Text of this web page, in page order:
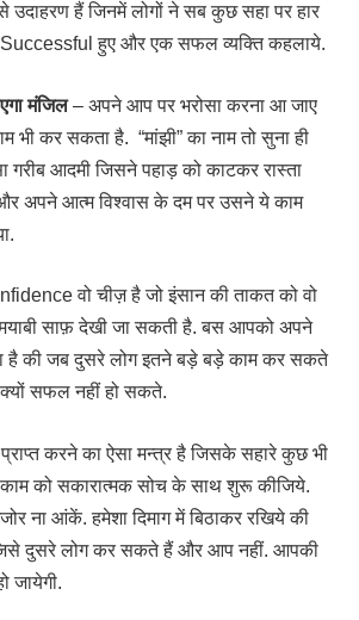
उदाहरण हैं जिनमें लोगों ने सब कुछ सहा पर हार
Successful हुए और एक सफल व्यक्ति कहलाये.
मंजिल– अपने आप पर भरोसा करना आ जाए
भी कर सकता है. “मांझी” का नाम तो सुना ही
गरीब आदमी जिसने पहाड़ को काटकर रास्ता
अपने आत्म विश्वास के दम पर उसने ये काम
वो चीज़ है जो इंसान की ताकत को वो
साफ़ देखी जा सकती है. बस आपको अपने
है की जब दुसरे लोग इतने बड़े बड़े काम कर सकते
सफल नहीं हो सकते.
करने का ऐसा मन्त्र है जिसके सहारे कुछ भी
को सकारात्मक सोच के साथ शुरू कीजिये.
ना आंकें. हमेशा दिमाग में बिठाकर रखिये की
दुसरे लोग कर सकते हैं और आप नहीं. आपकी
जायेगी.